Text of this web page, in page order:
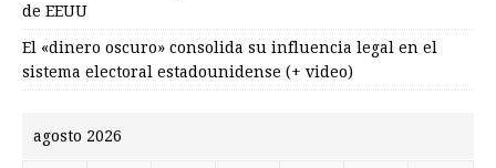
de EEUU
El «dinero oscuro» consolida su influencia legal en el
sistema electoral estadounidense (+ video)
agosto 2026